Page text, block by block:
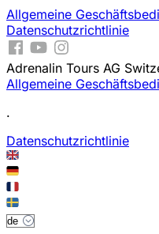
Allgemeine
Datenschutzrichtlinie
Adrenalin Tours AG
Allgemeine
.
Datenschutzrichtlinie